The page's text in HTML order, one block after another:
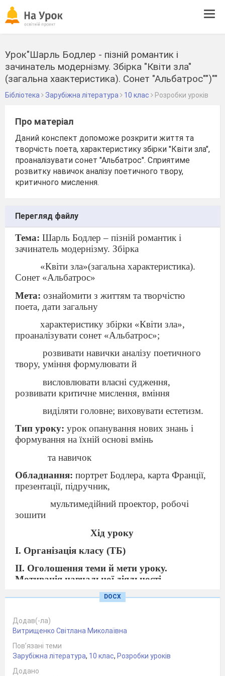
Урок"Шарль Бодлер - пізній романтик і
зачинатель модернізму. Збірка "Квіти зла"
(загальна хаактеристика). Сонет "Альбатрос"")""
Бібліотека Зарубіжна література 10 клас Розробки уроків
Про матеріал
Даний конспект допоможе розкрити життя та
творчість поета, характеристику збірки "Квіти зла",
проаналізувати сонет "Альбатрос". Сприятиме
розвитку навичок аналізу поетичного твору,
критичного мислення.
Перегляд файлу
Тема: Шарль Бодлер – пізній романтик і
зачинатель модернізму. Збірка
«Квіти зла»(загальна характеристика).
Сонет «Альбатрос»
Мета: ознайомити з життям та творчістю
поета, дати загальну
характеристику збірки «Квіти зла»,
проаналізувати сонет «Альбатрос»;
розвивати навички аналізу поетичного
твору, уміння формулювати й
висловлювати власні судження,
розвивати критичне мислення, вміння
виділяти головне; виховувати естетизм.
Тип уроку: урок опанування нових знань і
формування на їхній основі вмінь
та навичок
Обладнання: портрет Бодлера, карта Франції,
презентації, підручник,
мультимедійний проектор, робочі
зошити
Хід уроку
І. Організація класу (ТБ)
ІІ. Оголошення теми й мети уроку.
Мотивація навчальної діяльності
(слайд)
Недаремно 19 століття називали Золотим
віком літератури. 1819 року народився Уолт
Уітмен, 1820 – Афанасій Фет, 1821 – Шарль
Бодлер. Щороку народжувався великий поет.
Якщо ж пригадати, що того ж 1821 року
народився також і Флобер, і Достоєвський, то
DOCX
Додав(-ла)
Витрищенко Світлана Миколаївна
Пов’язані теми
Зарубіжна література, 10 клас, Розробки уроків
Додано